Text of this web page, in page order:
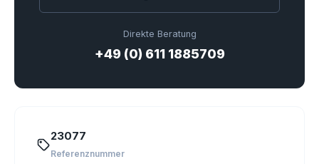
Direkte Beratung
+49 (0) 611 1885709
23077
Referenznummer